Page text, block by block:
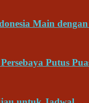
Main
Putus